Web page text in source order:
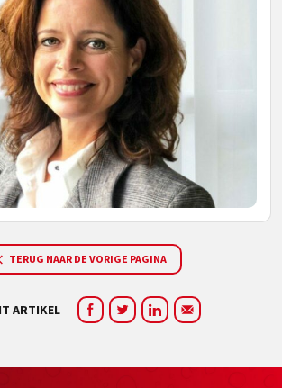
TERUG NAAR DE VORIGE PAGINA
ARTIKEL